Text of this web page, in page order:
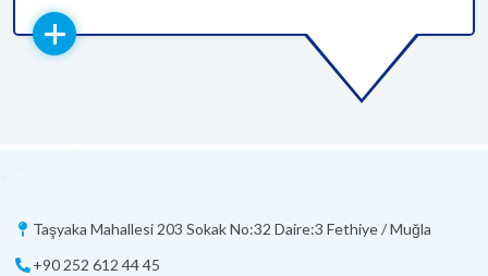
Taşyaka Mahallesi 203 Sokak No:32 Daire:3 Fethiye / Muğla
+90 252 612 44 45